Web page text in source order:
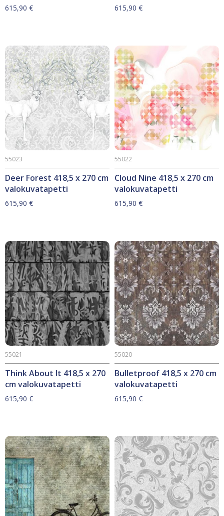
615,90 € 615,90 €
Deer Forest 418,5 x 270 cm
valokuvatapetti
55023
615,90 €
Cloud Nine 418,5 x 270 cm
valokuvatapetti
55022
615,90 €
Think About It 418,5 x 270
cm valokuvatapetti
55021
615,90 €
Bulletproof 418,5 x 270 cm
valokuvatapetti
55020
615,90 €